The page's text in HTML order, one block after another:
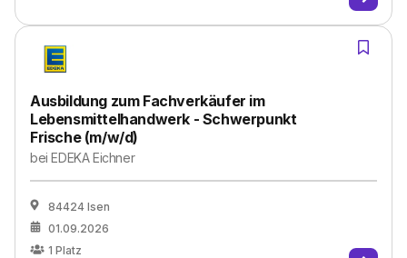
Ausbildung zum Fachverkäufer im
Lebensmittelhandwerk - Schwerpunkt
Frische (m/w/d)
beiEDEKA Eichner
84424 Isen
01.09.2026
1 Platz